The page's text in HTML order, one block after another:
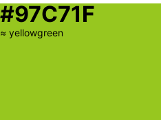
#97C71F
≈ yellowgreen